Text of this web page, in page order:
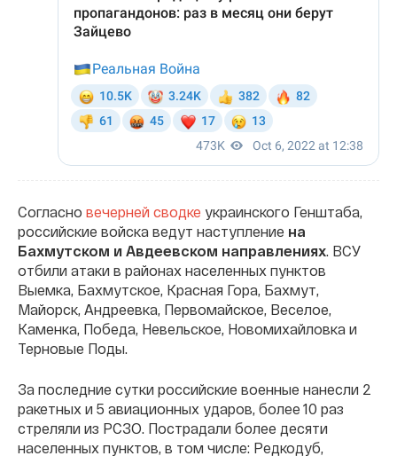
Согласно вечерней сводке украинского Генштаба,
российские войска ведут наступление на
Бахмутском и Авдеевском направлениях . ВСУ
отбили атаки в районах населенных пунктов
Выемка, Бахмутское, Красная Гора, Бахмут,
Майорск, Андреевка, Первомайское, Веселое,
Каменка, Победа, Невельское, Новомихайловка и
Терновые Поды.
За последние сутки российские военные нанесли 2
ракетных и 5 авиационных ударов, более 10 раз
стреляли из РСЗО. Пострадали более десяти
населенных пунктов, в том числе: Редкодуб,